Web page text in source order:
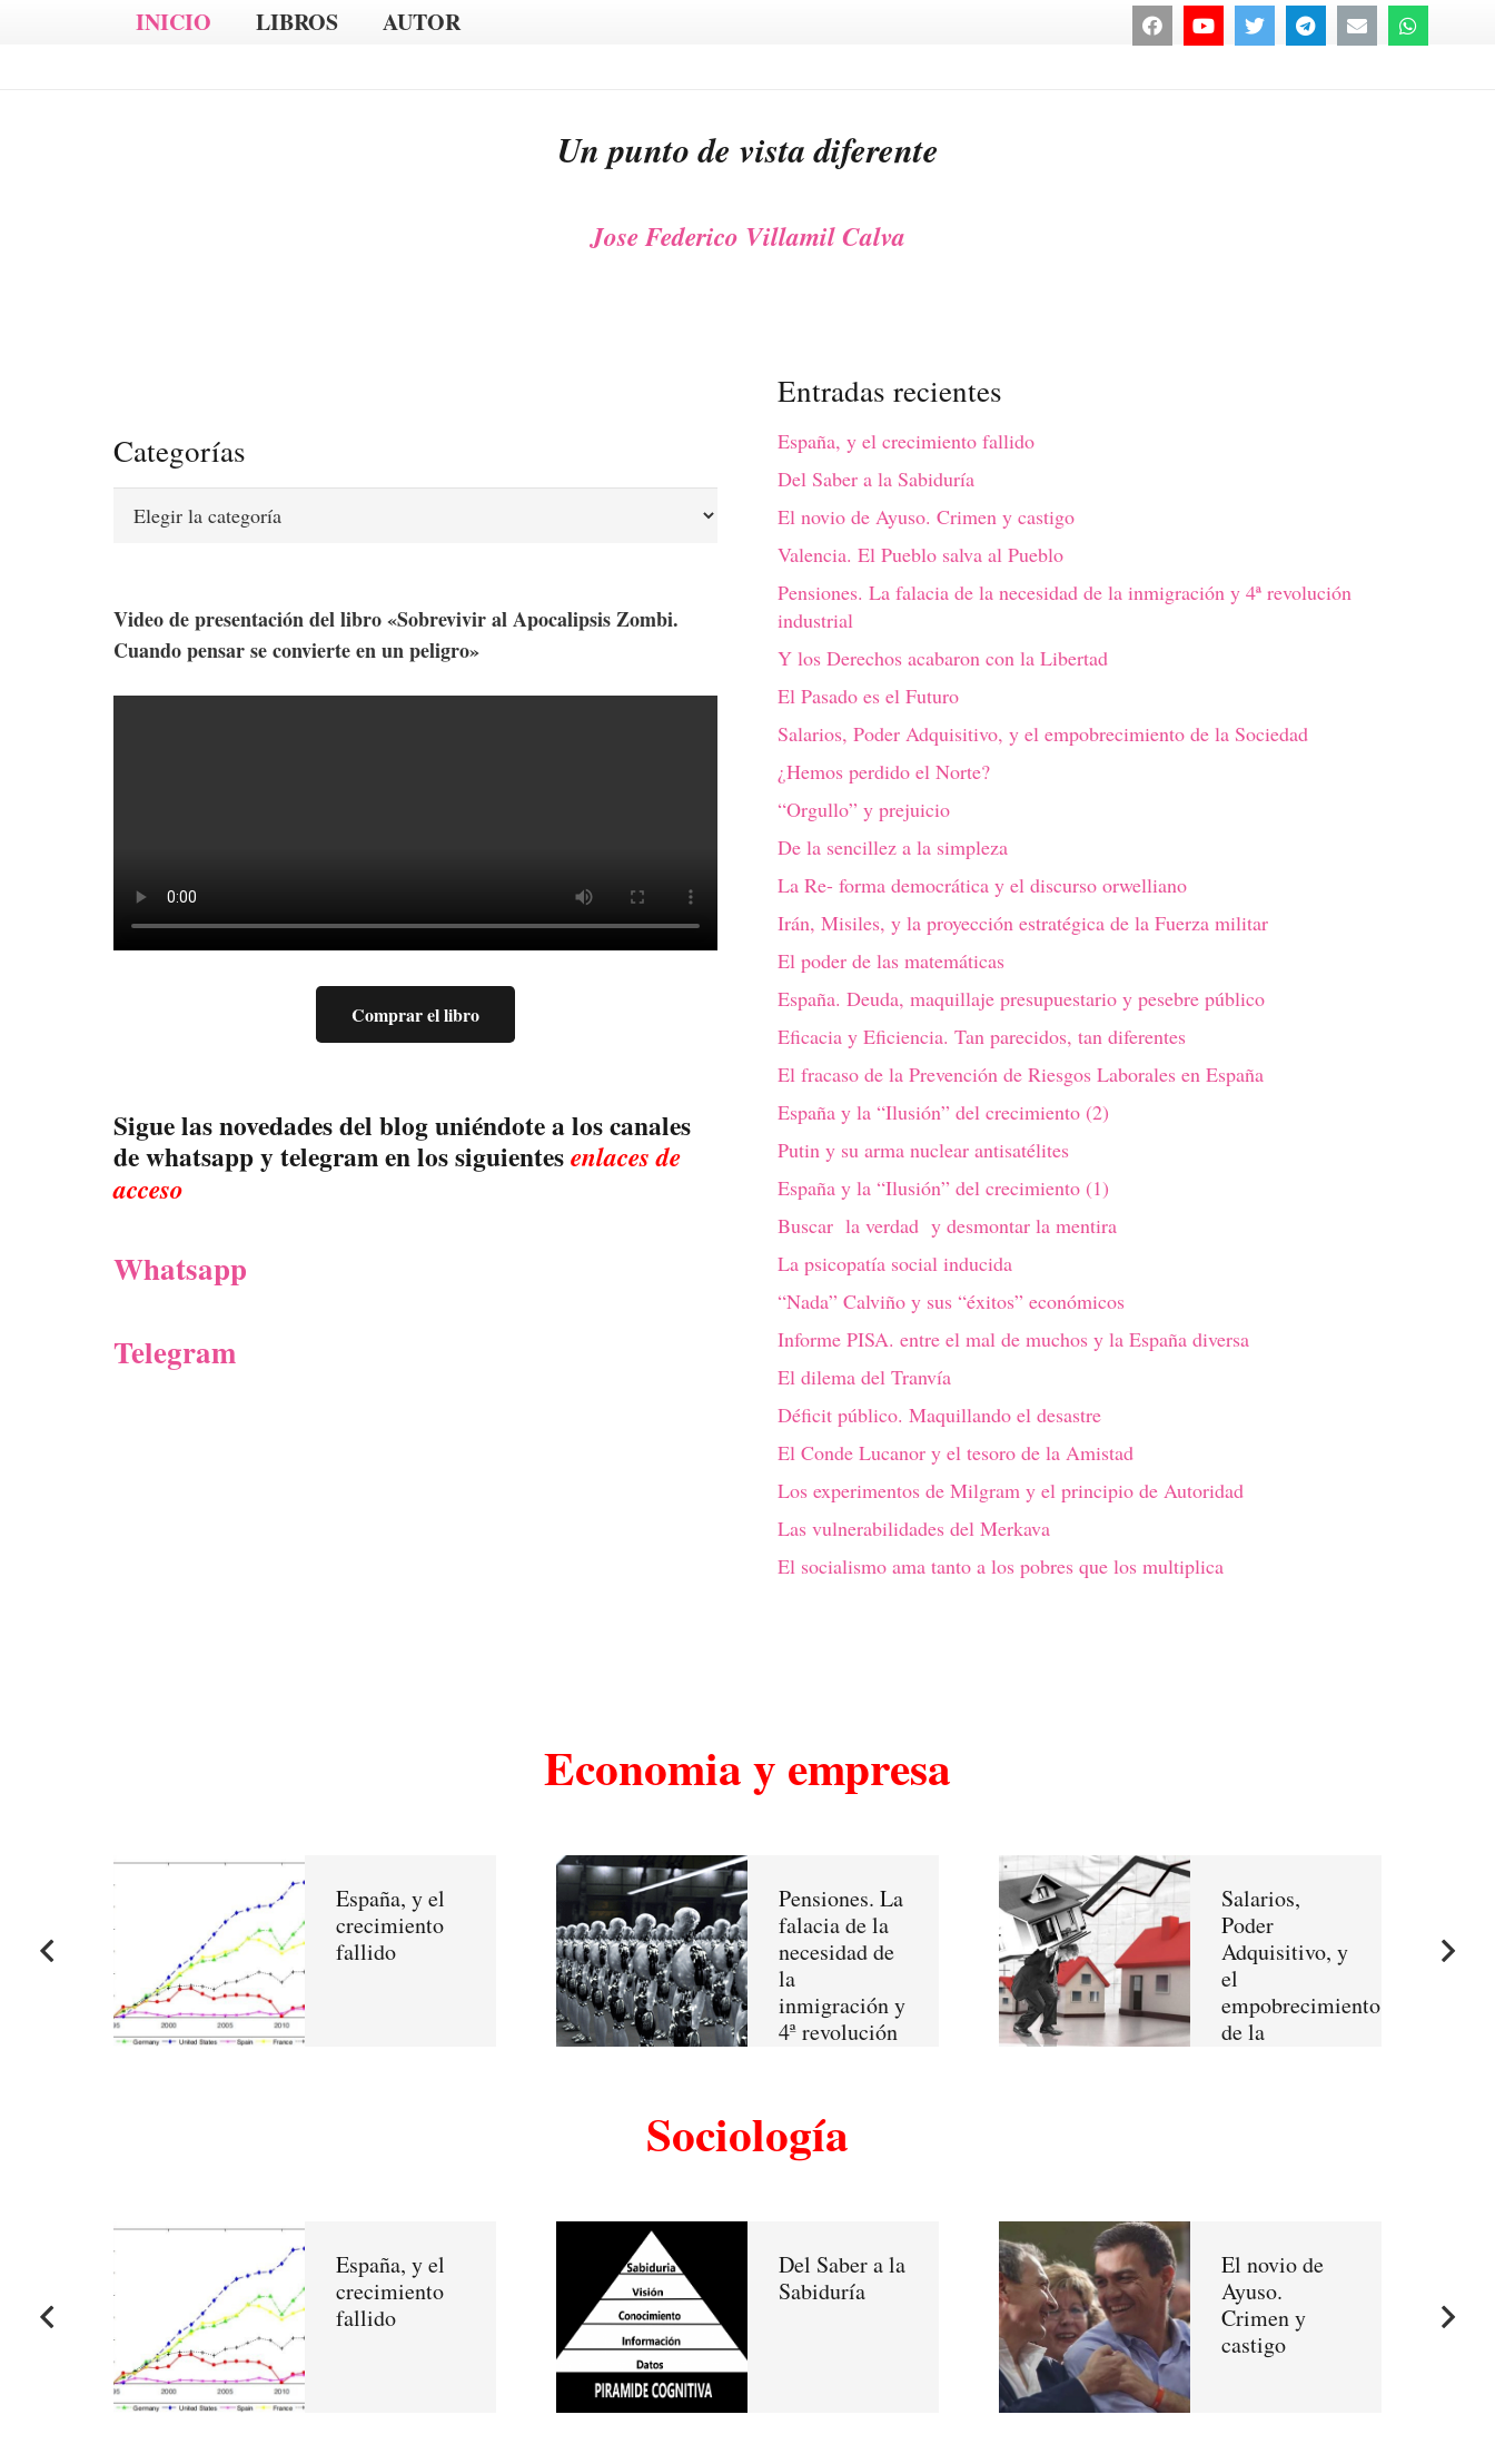
INICIO LIBROS AUTOR
Un punto de vista diferente
Jose Federico Villamil Calva
Categorías
Video de presentación del libro «Sobrevivir al Apocalipsis Zombi.
Cuando pensar se convierte en un peligro»
Comprar el libro
Sigue las novedades del blog uniéndote a los canales
de whatsapp y telegram en los siguientesenlaces de
acceso
Whatsapp
Telegram
Entradas recientes
España, y el crecimiento fallido
Del Saber a la Sabiduría
El novio de Ayuso. Crimen y castigo
Valencia. El Pueblo salva al Pueblo
Pensiones. La falacia de la necesidad de la inmigración y 4ª revolución
industrial
Y los Derechos acabaron con la Libertad
El Pasado es el Futuro
Salarios, Poder Adquisitivo, y el empobrecimiento de la Sociedad
¿Hemos perdido el Norte?
“Orgullo” y prejuicio
De la sencillez a la simpleza
La Re- forma democrática y el discurso orwelliano
Irán, Misiles, y la proyección estratégica de la Fuerza militar
El poder de las matemáticas
España. Deuda, maquillaje presupuestario y pesebre público
Eficacia y Eficiencia. Tan parecidos, tan diferentes
El fracaso de la Prevención de Riesgos Laborales en España
España y la “Ilusión” del crecimiento (2)
Putin y su arma nuclear antisatélites
España y la “Ilusión” del crecimiento (1)
Buscar la verdad y desmontar la mentira
La psicopatía social inducida
“Nada” Calviño y sus “éxitos” económicos
Informe PISA. entre el mal de muchos y la España diversa
El dilema del Tranvía
Déficit público. Maquillando el desastre
El Conde Lucanor y el tesoro de la Amistad
Los experimentos de Milgram y el principio de Autoridad
Las vulnerabilidades del Merkava
El socialismo ama tanto a los pobres que los multiplica
Economia y empresa
España, y el
crecimiento
fallido
Pensiones. La
falacia de la
necesidad de
la
inmigración y
4ª revolución
Salarios,
Poder
Adquisitivo, y
el
empobrecimiento
de la
Sociología
España, y el
crecimiento
fallido
Del Saber a la
Sabiduría
El novio de
Ayuso.
Crimen y
castigo